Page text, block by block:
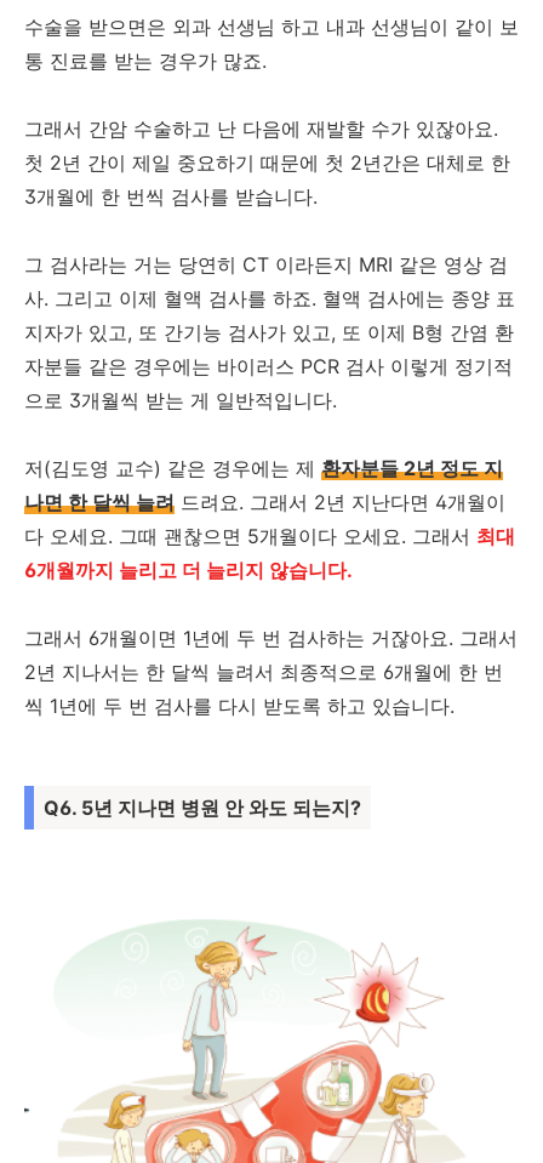
수술을 받으면은 외과 선생님 하고 내과 선생님이 같이 보
통 진료를 받는 경우가 많죠.
그래서 간암 수술하고 난 다음에 재발할 수가 있잖아요.
첫 2년 간이 제일 중요하기 때문에 첫 2년간은 대체로 한
3개월에 한 번씩 검사를 받습니다.
그 검사라는 거는 당연히 CT 이라든지 MRI 같은 영상 검
사. 그리고 이제 혈액 검사를 하죠. 혈액 검사에는 종양 표
지자가 있고, 또 간기능 검사가 있고, 또 이제 B형 간염 환
자분들 같은 경우에는 바이러스 PCR 검사 이렇게 정기적
으로 3개월씩 받는 게 일반적입니다.
저(김도영 교수) 같은 경우에는 제 환자분들 2년 정도 지
나면 한 달씩 늘려 드려요. 그래서 2년 지난다면 4개월이
다 오세요. 그때 괜찮으면 5개월이다 오세요. 그래서 최대
6개월까지 늘리고 더 늘리지 않습니다.
그래서 6개월이면 1년에 두 번 검사하는 거잖아요. 그래서
2년 지나서는 한 달씩 늘려서 최종적으로 6개월에 한 번
씩 1년에 두 번 검사를 다시 받도록 하고 있습니다.
Q6. 5년 지나면 병원 안 와도 되는지?